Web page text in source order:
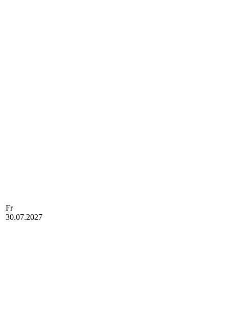
Fr
30.07.2027